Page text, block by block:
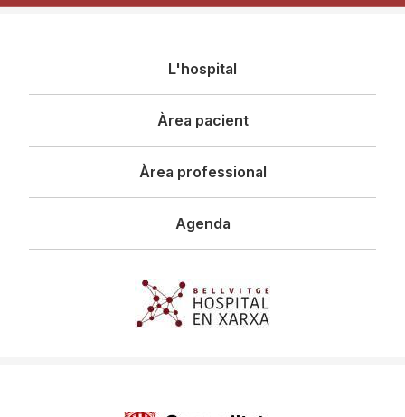
principal
L'hospital
Àrea pacient
Àrea professional
Agenda